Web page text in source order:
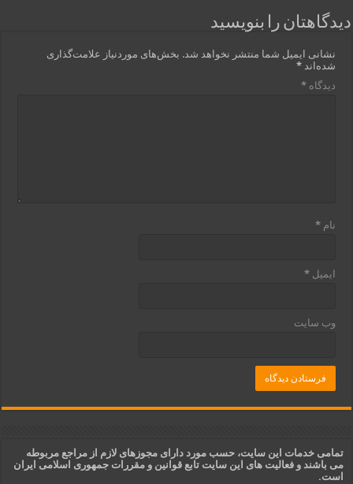
دیدگاهتان را بنویسید
نشانی ایمیل شما منتشر نخواهد شد. بخش‌های موردنیاز علامت‌گذاری
شده‌اند*
دیدگاه*
نام*
ایمیل*
وب‌ سایت
تمامی خدمات این سایت، حسب مورد دارای مجوزهای لازم از مراجع مربوطه
می باشند و فعالیت های این سایت تابع قوانین و مقررات جمهوری اسلامی ایران
است.